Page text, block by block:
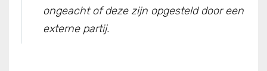
ongeacht of deze zijn opgesteld door een
externe partij.